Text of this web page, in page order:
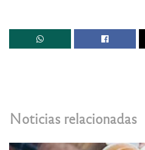
Noticias relacionadas